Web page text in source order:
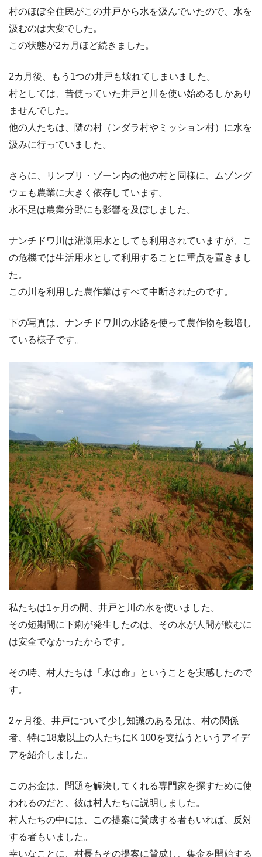
村のほぼ全住民がこの井戸から水を汲んでいたので、水を
汲むのは大変でした。
この状態が2カ月ほど続きました。
2カ月後、もう1つの井戸も壊れてしまいました。
村としては、昔使っていた井戸と川を使い始めるしかあり
ませんでした。
他の人たちは、隣の村（ンダラ村やミッション村）に水を
汲みに行っていました。
さらに、リンブリ・ゾーン内の他の村と同様に、ムゾング
ウェも農業に大きく依存しています。
水不足は農業分野にも影響を及ぼしました。
ナンチドワ川は灌漑用水としても利用されていますが、こ
の危機では生活用水として利用することに重点を置きまし
た。
この川を利用した農作業はすべて中断されたのです。
下の写真は、ナンチドワ川の水路を使って農作物を栽培し
ている様子です。
私たちは1ヶ月の間、井戸と川の水を使いました。
その短期間に下痢が発生したのは、その水が人間が飲むに
は安全でなかったからです。
その時、村人たちは「水は命」ということを実感したので
す。
2ヶ月後、井戸について少し知識のある兄は、村の関係
者、特に18歳以上の人たちにK 100を支払うというアイデ
アを紹介しました。
このお金は、問題を解決してくれる専門家を探すために使
われるのだと、彼は村人たちに説明しました。
村人たちの中には、この提案に賛成する者もいれば、反対
する者もいました。
幸いなことに、村長もその提案に賛成し、集金を開始する